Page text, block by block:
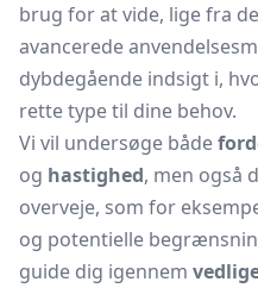
brug for at vide, lige fra de
avancerede
dybdegående indsigt i,
rette type til dine behov.
Vi vil undersøge både
og hastighed, men også
overveje, som for
og potentielle
guide dig igennem